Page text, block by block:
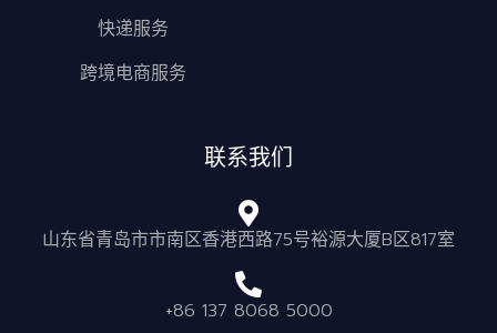
快递服务
跨境电商服务
联系我们
山东省青岛市市南区香港西路75号裕源大厦B区817室
+86 137 8068 5000